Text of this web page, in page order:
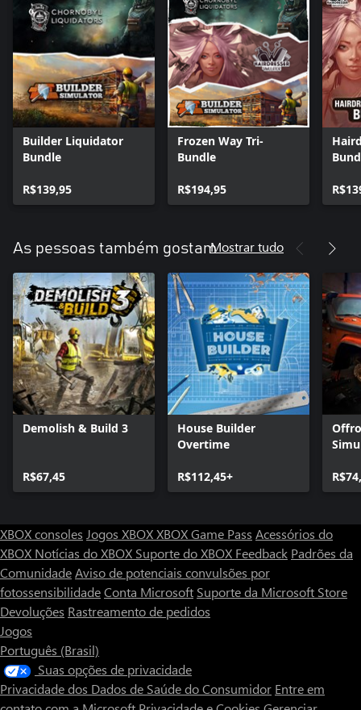
Builder Liquidator
Bundle
R$139,95
Frozen Way Tri-
Bundle
R$194,95
As pessoas também gostamMostrar tudo
Demolish & Build 3
R$67,45
House Builder
Overtime
R$112,45+
XBOX consoles Jogos XBOXXBOX Game Pass Acessórios do
XBOX Notícias do XBOX Suporte do XBOX Feedback Padrões da
ComunidadeAviso de potenciais convulsões por
fotossensibilidadeConta Microsoft Suporte da Microsoft Store
Devoluções Rastreamento de pedidos
Jogos
Português (Brasil)
Suas opções de privacidade
Privacidade dos Dados de Saúde do Consumidor Entre em